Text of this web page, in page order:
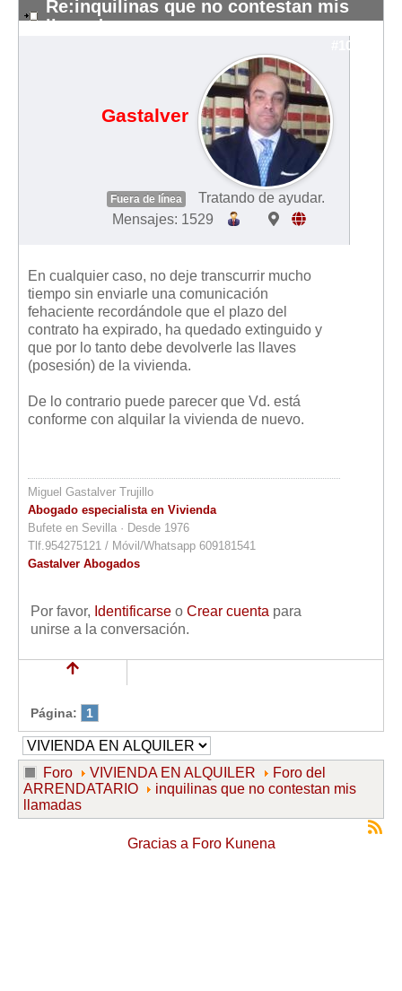
Re:inquilinas que no contestan mis
llamadas
#10143
Gastalver
Fuera de línea
Tratando de ayudar.
Mensajes: 1529
En cualquier caso, no deje transcurrir mucho
tiempo sin enviarle una comunicación
fehaciente recordándole que el plazo del
contrato ha expirado, ha quedado extinguido y
que por lo tanto debe devolverle las llaves
(posesión) de la vivienda.
De lo contrario puede parecer que Vd. está
conforme con alquilar la vivienda de nuevo.
Miguel Gastalver Trujillo
Abogado especialista en Vivienda
Bufete en Sevilla · Desde 1976
Tlf.954275121 / Móvil/Whatsapp 609181541
Gastalver Abogados
Por favor, Identificarse o Crear cuenta para
unirse a la conversación.
Página: 1
Foro VIVIENDA EN ALQUILER
Foro del
ARRENDATARIO
inquilinas que no contestan mis
llamadas
Gracias a Foro Kunena